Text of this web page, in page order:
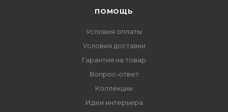
ПОМОЩЬ
Условия оплаты
Условия доставки
Гарантия на товар
Вопрос-ответ
Коллекции
Идеи интерьера